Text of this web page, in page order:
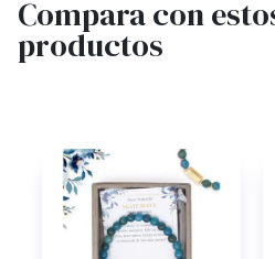
Compara con
productos